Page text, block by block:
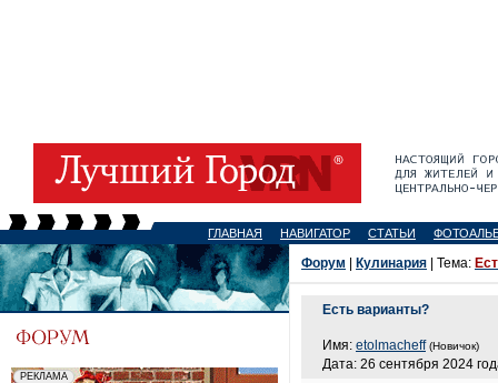
ГЛАВНАЯ НАВИГАТОР СТАТЬИ
Форум Кулинария | Тема:
Есть варианты?
Имя: etolmacheff (Новичок)
Дата: 26 сентября 2024